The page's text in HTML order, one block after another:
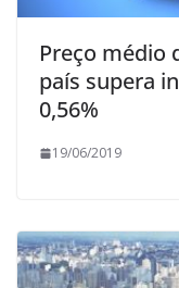
Preço médio
país supera
0,56%
19/06/2019